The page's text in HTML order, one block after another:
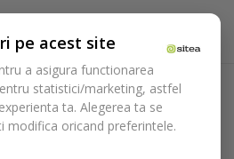
pe acest site
a asigura functionarea
statistici/marketing, astfel
ta. Alegerea ta se
modifica oricand preferintele.
Accesorii lupe
Filtru UV 525 nm